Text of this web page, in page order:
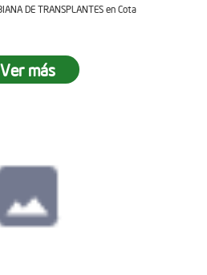
DE TRANSPLANTES en Cota
Ver más